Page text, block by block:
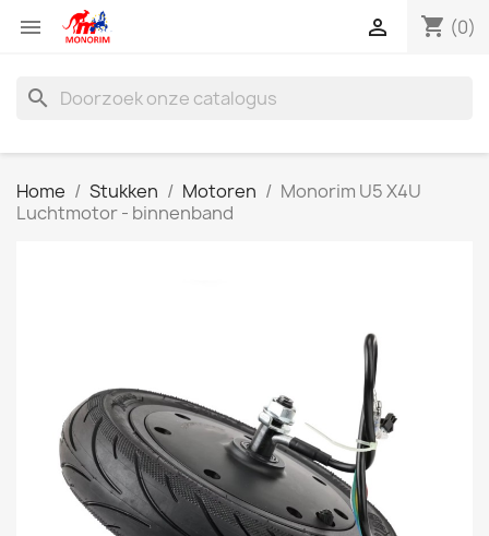
 shopping_cart (0)

search
Home Stukken Motoren
Monorim U5 X4U
Luchtmotor - binnenband